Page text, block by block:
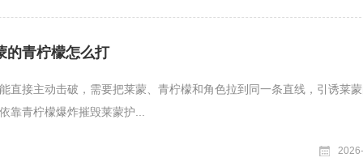
的青柠檬怎么打
直接主动击破，需要把莱蒙、青柠檬和角色拉到同一条直线，引诱莱
靠青柠檬爆炸摧毁莱蒙护...